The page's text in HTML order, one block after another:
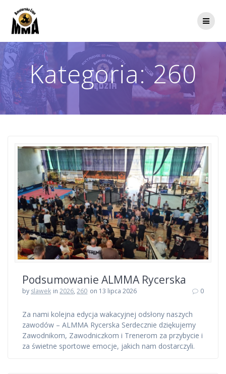
Kategoria:260
Podsumowanie ALMMA Rycerska
by slawek in2026,260 on 13 lipca 2026 0
Za nami kolejna edycja wakacyjnej odsłony naszych
zawodów – ALMMA Rycerska Serdecznie dziękujemy
Zawodnikom, Zawodniczkom i Trenerom za przybycie i
za świetne sportowe emocje, jakich nam dostarczyli.